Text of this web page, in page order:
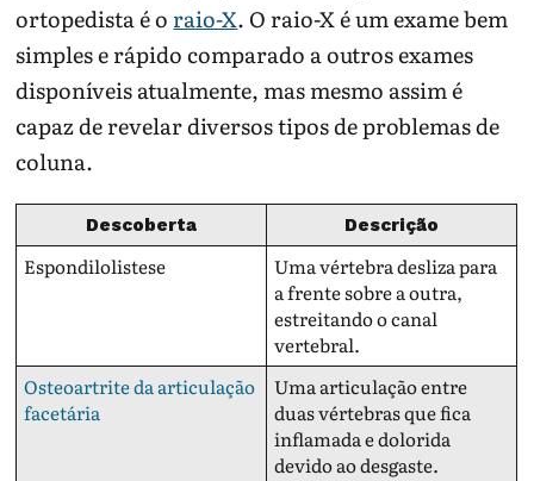
ortopedista é oraio-X. O raio-X é um exame bem
simples e rápido comparado a outros exames
disponíveis atualmente, mas mesmo assim é
capaz de revelar diversos tipos de problemas de
coluna.
Descoberta Descrição
Espondilolistese
Uma vértebra desliza para
a frente sobre a outra,
estreitando o canal
vertebral.
Osteoartrite da articulação
facetária
Uma articulação entre
duas vértebras que fica
inflamada e dolorida
devido ao desgaste.